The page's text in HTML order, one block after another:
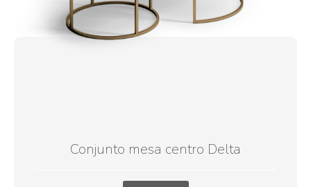
Conjunto mesa centro Delta